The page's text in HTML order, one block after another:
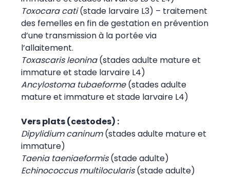
Toxocara cati(stade larvaire L3) – traitement
des femelles en fin de gestation en prévention
d’une transmission à la portée via
l’allaitement.
Toxascaris leonina(stades adulte mature et
immature et stade larvaire L4)
Ancylostoma tubaeforme(stades adulte
mature et immature et stade larvaire L4)
Vers plats (cestodes) :
Dipylidium caninum(stades adulte mature et
immature)
Taenia taeniaeformis(stade adulte)
Echinococcus multilocularis(stade adulte)